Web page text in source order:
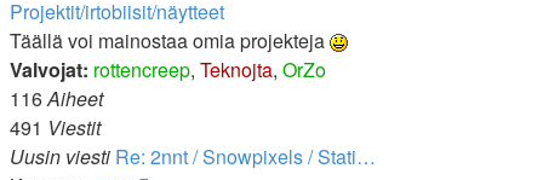
viesti
Projektit/irtobiisit/näytteet
Täällä voi mainostaa omia projekteja
Valvojat: rottencreep, Teknojta, OrZo
116Aiheet
491 Viestit
Uusin viesti Re: 2nnt / Snowpixels / Stati…